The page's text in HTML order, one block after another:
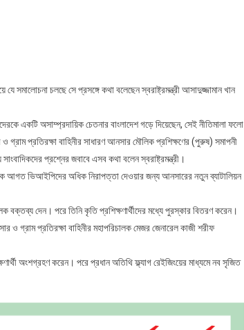
যে সমালোচনা চলছে সে প্রসঙ্গে কথা বলেছেন স্বরাষ্ট্রমন্ত্রী আসাদুজ্জামান খান
একটি অসাম্প্রদায়িক চেতনার বাংলাদেশ গড়ে দিয়েছেন, সেই নীতিমালা ফলো
প্রতিরক্ষা বাহিনীর সাধারণ আনসার মৌলিক প্রশিক্ষণের (পুরুষ) সমাপনী
প্রশ্নের জবাবে এসব কথা বলেন স্বরাষ্ট্রমন্ত্রী।
আগত ভিআইপিদের অধিক নিরাপত্তা দেওয়ার জন্য আনসারের নতুন ব্যাটালিয়ন
বক্তব্য দেন। পরে তিনি কৃতি প্রশিক্ষণার্থীদের মধ্যে পুরস্কার বিতরণ করেন।
ও গ্রাম প্রতিরক্ষা বাহিনীর মহাপরিচালক মেজর জেনারেল কাজী শরীফ
অংশগ্রহণ করেন। পরে প্রধান অতিথি ফ্ল্যাগ রেইজিংয়ের মাধ্যমে নব সৃজিত